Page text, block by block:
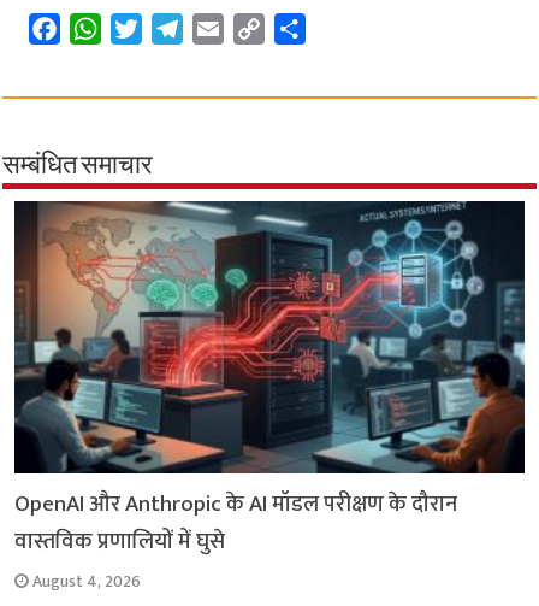
c
b
o
o
k
W
a
s
A
p
p
i
t
e
r
l
r
a
m
a
p
i
n
k
a
सम्बंधित समाचार
OpenAI और Anthropic के AI मॉडल परीक्षण के दौरान
वास्तविक प्रणालियों में घुसे
August 4, 2026